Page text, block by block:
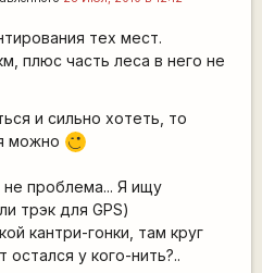
тех мест.
плюс часть леса в него не
и сильно хотеть, то
можно
;)
проблема... Я ищу
трэк для GPS)
кантри-гонки, там круг
у кого-нить?..